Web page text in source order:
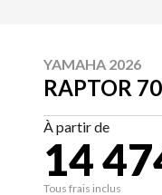
YAMAHA 2026
RAPTOR
À partir de
14
Tous frais inclus